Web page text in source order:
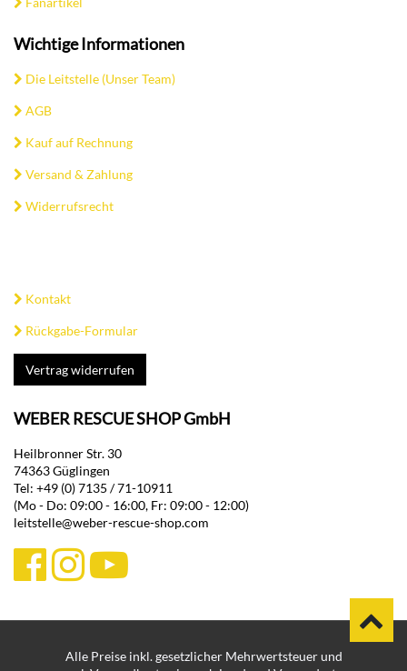
Wichtige Informationen
Die Leitstelle (Unser Team)
AGB
Kauf auf Rechnung
Versand & Zahlung
Widerrufsrecht
Kontakt
Rückgabe-Formular
Vertrag widerrufen
WEBER RESCUE SHOP GmbH
Heilbronner Str. 30
74363 Güglingen
Tel: +49 (0) 7135 / 71-10911
(Mo - Do: 09:00 - 16:00, Fr: 09:00 - 12:00)
leitstelle@weber-rescue-shop.com
Alle Preise inkl. gesetzlicher Mehrwertsteuer und